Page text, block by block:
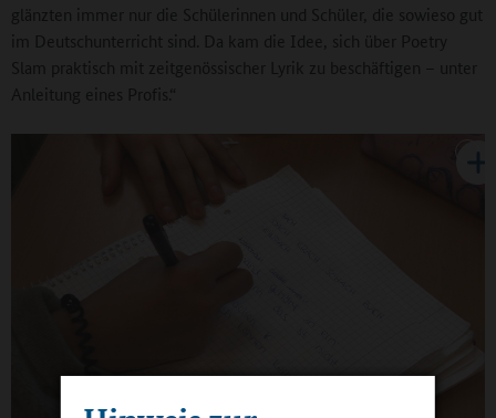
glänzten immer nur die Schülerinnen und Schüler, die sowieso gut
im Deutschunterricht sind. Da kam die Idee, sich über Poetry
Slam praktisch mit zeitgenössischer Lyrik zu beschäftigen – unter
Anleitung eines Profis.“